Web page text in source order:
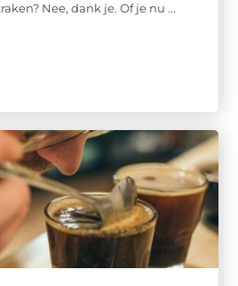
Nee, dank je. Of je nu ...